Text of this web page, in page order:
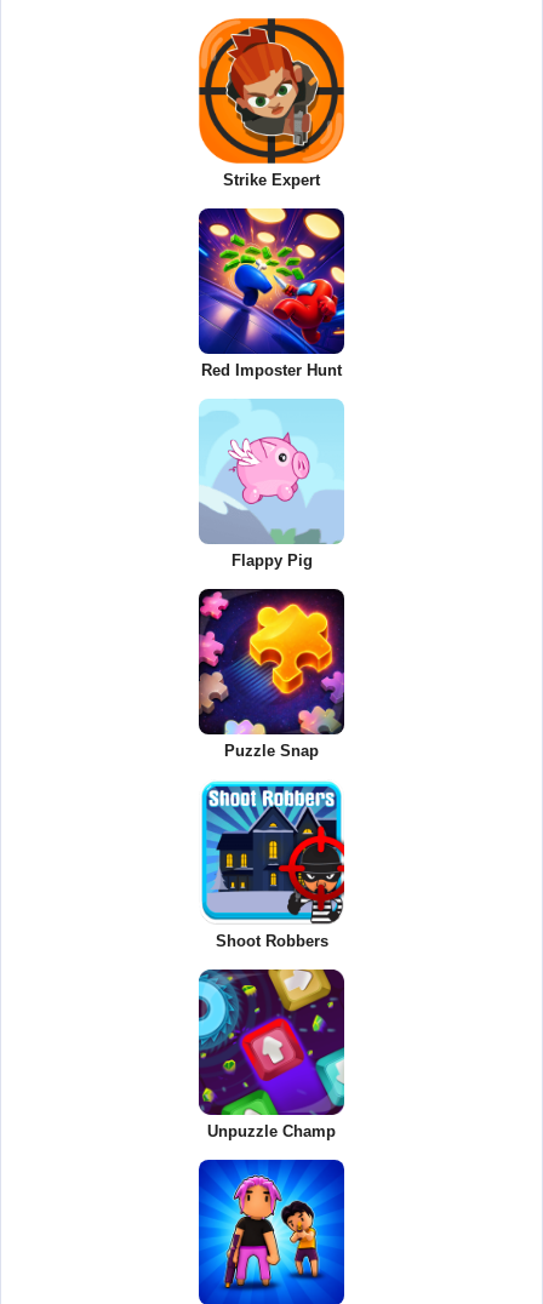
Strike Expert
Red Imposter Hunt
Flappy Pig
Puzzle Snap
Shoot Robbers
Unpuzzle Champ